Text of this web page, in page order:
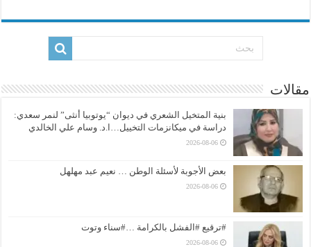
مقالات
بنية المتخيل الشعري في ديوان “يوتوبيا أنثى” لنمر سعدي:
دراسة في ميكانزمات التخييل…ا.د. وسام علي الخالدي
2026-08-06
بعض الأجوبة لأسئلة الوطن … نعيم عبد مهلهل
2026-08-06
#ترقيع #الفشل بالكرامة …#سناء وتوت
2026-08-06